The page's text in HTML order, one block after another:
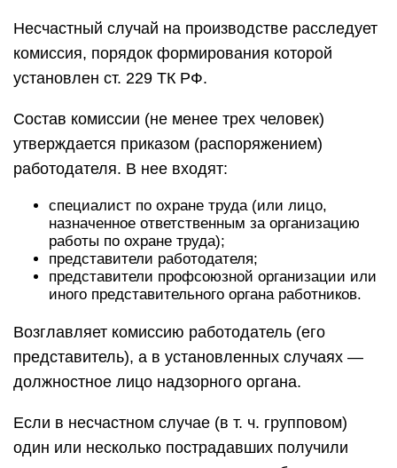
Несчастный случай на производстве расследует
комиссия, порядок формирования которой
установлен ст. 229 ТК РФ.
Состав комиссии (не менее трех человек)
утверждается приказом (распоряжением)
работодателя. В нее входят:
специалист по охране труда (или лицо,
назначенное ответственным за организацию
работы по охране труда);
представители работодателя;
представители профсоюзной организации или
иного представительного органа работников.
Возглавляет комиссию работодатель (его
представитель), а в установленных случаях —
должностное лицо надзорного органа.
Если в несчастном случае (в т. ч. групповом)
один или несколько пострадавших получили